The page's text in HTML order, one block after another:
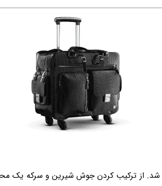
از ترکیب کردن جوش شیرین و سرکه یک